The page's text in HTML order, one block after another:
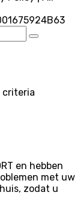
criteria
en hebben
met uw
zodat u